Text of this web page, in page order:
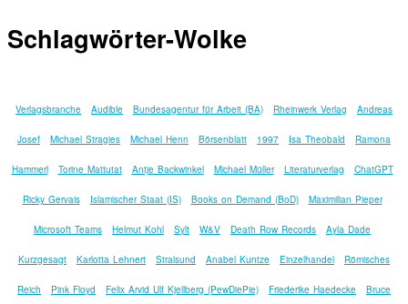
Schlagwörter-Wolke
Verlagsbranche Audible Bundesagentur für Arbeit (BA) Rheinwerk Verlag Andreas
Josef Michael Stragies Michael Henn Börsenblatt 1997 Isa Theobald Ramona
Hammerl Torine Mattutat Antje Backwinkel Michael Müller Literaturverlag ChatGPT
Ricky Gervais Islamischer Staat (IS) Books on Demand (BoD) Maximilian Pieper
Microsoft Teams Helmut Kohl Sylt W&V Death Row Records Ayla Dade
Kurzgesagt Karlotta Lehnert Stralsund Anabel Kuntze Einzelhandel Römisches
Reich Pink Floyd Felix Arvid Ulf Kjellberg (PewDiePie) Friederike Haedecke Bruce